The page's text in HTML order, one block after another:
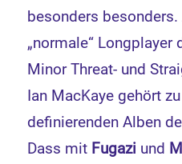
besonders
„normale“ Longplayer
Minor Threat- und
Ian MacKaye gehört
definierenden Alben
Dass mit Fugazi und